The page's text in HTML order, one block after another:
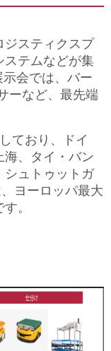
ジスティクスプ
ステムなどが集
示会では、バー
ーなど、最先端
ており、ドイ
海、タイ・バン
シュトゥットガ
ヨーロッパ最大
。